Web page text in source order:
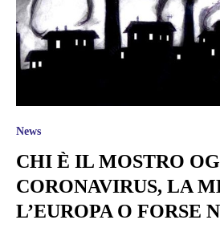
News
CHI È IL MOSTRO
CORONAVIRUS, LA
L’EUROPA O FORSE